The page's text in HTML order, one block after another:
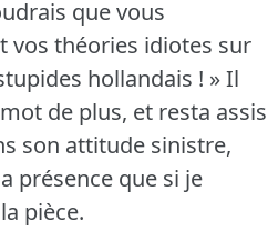
que vous
vos théories idiotes sur
hollandais ! » Il
de plus, et resta assis
son attitude sinistre,
présence que si je
pièce.